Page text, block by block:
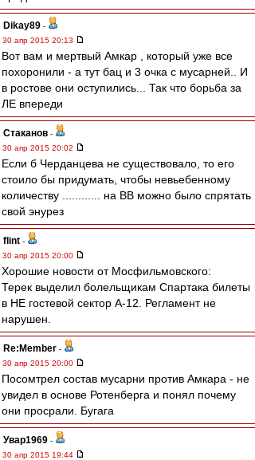
Dikay89 -
30 апр 2015 20:13
Вот вам и мертвый Амкар , который уже все
похоронили - а тут бац и 3 очка с мусарней.. И
в ростове они оступились... Так что борьба за
ЛЕ впереди
Cтаканов -
30 апр 2015 20:02
Если б Черданцева не существовало, то его
стоило бы придумать, чтобы невьебенному
количеству ............ на ВВ можно было спрятать
свой энурез
flint -
30 апр 2015 20:00
Хорошие новости от Мосфильмовского:
Терек выделил болельщикам Спартака билеты
в НЕ гостевой сектор А-12. Регламент не
нарушен.
Re:Member -
30 апр 2015 20:00
Посомтрел состав мусарни против Амкара - не
увидел в основе Ротенберга и понял почему
они просрали. Бугага
Увар1969 -
30 апр 2015 19:44